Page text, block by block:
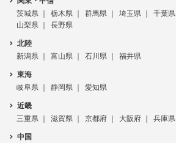
茨城県
栃木県 群馬県 埼玉県 千葉県
山梨県
長野県
北陸
新潟県
富山県 石川県 福井県
東海
岐阜県
静岡県 愛知県
近畿
三重県
滋賀県 京都府 大阪府 兵庫県
中国